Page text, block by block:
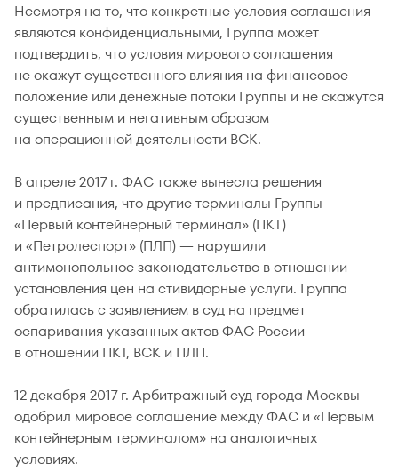
Несмотря на то, что конкретные условия соглашения
являются конфиденциальными, Группа может
подтвердить, что условия мирового соглашения
не окажут существенного влияния на финансовое
положение или денежные потоки Группы и не скажутся
существенным и негативным образом
на операционной деятельности ВСК.
В апреле 2017 г. ФАС также вынесла решения
и предписания, что другие терминалы Группы —
«Первый контейнерный терминал» (ПКТ)
и «Петролеспорт» (ПЛП) — нарушили
антимонопольное законодательство в отношении
установления цен на стивидорные услуги. Группа
обратилась с заявлением в суд на предмет
оспаривания указанных актов ФАС России
в отношении ПКТ, ВСК и ПЛП.
12 декабря 2017 г. Арбитражный суд города Москвы
одобрил мировое соглашение между ФАС и «Первым
контейнерным терминалом» на аналогичных
условиях.